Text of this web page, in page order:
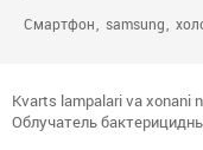
Смартфон samsung
Kvarts lampalari va xonani
Облучатель